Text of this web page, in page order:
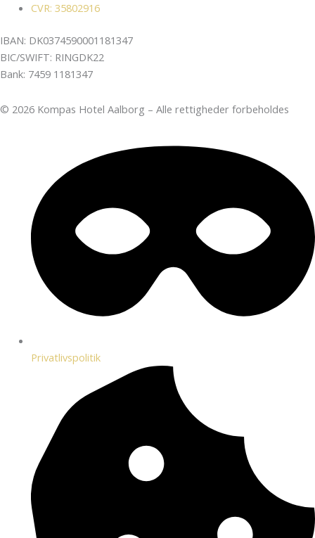
CVR: 35802916
IBAN: DK0374590001181347
BIC/SWIFT: RINGDK22
Bank: 7459 1181347
© 2026 Kompas Hotel Aalborg – Alle rettigheder forbeholdes
Privatlivspolitik